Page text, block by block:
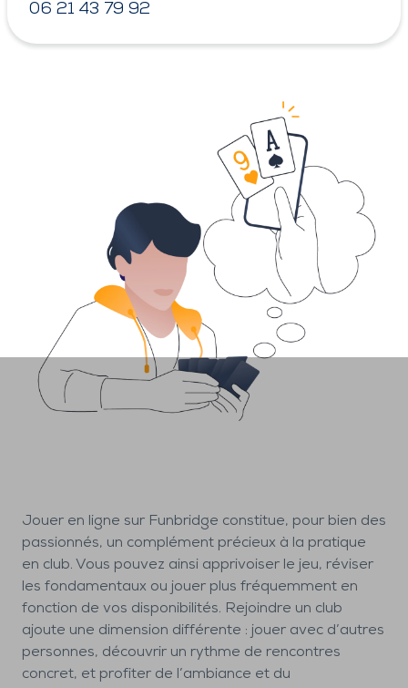
06 21 43 79 92
Jouer en ligne sur Funbridge constitue, pour bien des
passionnés, un complément précieux à la pratique
en club. Vous pouvez ainsi apprivoiser le jeu, réviser
les fondamentaux ou jouer plus fréquemment en
fonction de vos disponibilités. Rejoindre un club
ajoute une dimension différente : jouer avec d’autres
personnes, découvrir un rythme de rencontres
concret, et profiter de l’ambiance et du